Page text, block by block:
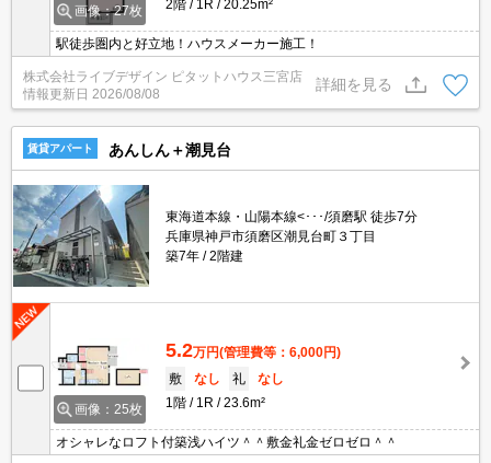
画像：27枚 2階 1R 20.25m²
駅徒歩圏内と好立地！ハウスメーカー施工！
株式会社ライブデザイン ピタットハウス三宮店
情報更新日 2026/08/08
詳細を見る
賃貸アパート あんしん＋潮見台
東海道本線・山陽本線<･･･/須磨駅 徒歩7分
兵庫県神戸市須磨区潮見台町３丁目
築7年
2階建
画像：25枚
5.2万円(管理費等：6,000円)
敷
なし 礼
なし
1階
1R 23.6m²
オシャレなロフト付築浅ハイツ＾＾敷金礼金ゼロゼロ＾＾